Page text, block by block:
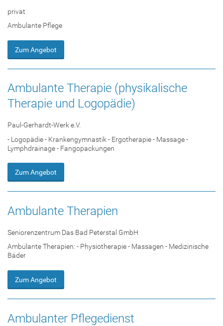
privat
Ambulante Pflege
Zum Angebot
Ambulante Therapie (physikalische
Therapie und Logopädie)
Paul-Gerhardt-Werk e.V.
- Logopädie - Krankengymnastik - Ergotherapie - Massage -
Lymphdrainage - Fangopackungen
Zum Angebot
Ambulante Therapien
Seniorenzentrum Das Bad Peterstal GmbH
Ambulante Therapien: - Physiotherapie - Massagen - Medizinische
Bäder
Zum Angebot
Ambulanter Pflegedienst